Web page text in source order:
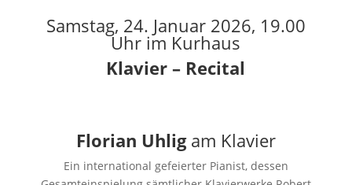
Samstag, 24. Januar 2026, 19.00
Uhr im Kurhaus
Klavier – Recital
Florian Uhligam Klavier
Ein international gefeierter Pianist, dessen